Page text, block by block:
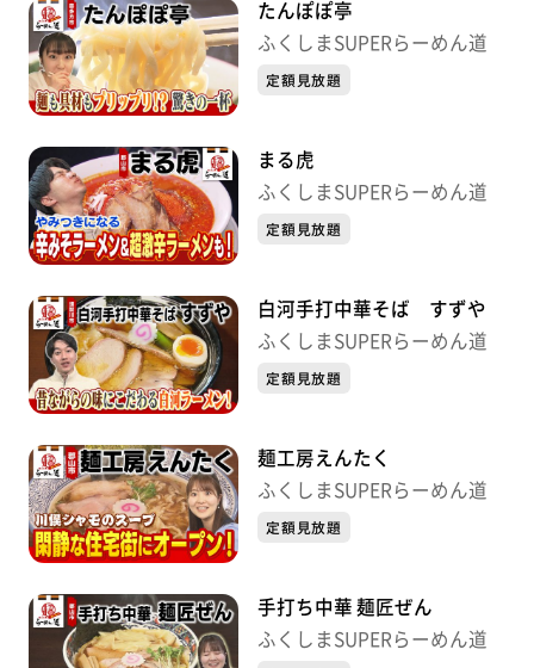
たんぽぽ亭
ふくしまSUPERらーめん道
定額見放題
まる虎
ふくしまSUPERらーめん道
定額見放題
白河手打中華そば すずや
ふくしまSUPERらーめん道
定額見放題
麺工房えんたく
ふくしまSUPERらーめん道
定額見放題
手打ち中華 麺匠ぜん
ふくしまSUPERらーめん道